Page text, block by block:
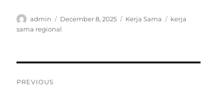
Author
admin
Posted
on
December 8, 2025 Categories
Kerja Sama Tags
kerja
sama regional
PREVIOUS